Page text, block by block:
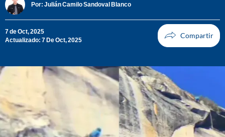
Por: Julián Camilo Sandoval Blanco
7 de Oct, 2025
Actualizado: 7 De Oct, 2025